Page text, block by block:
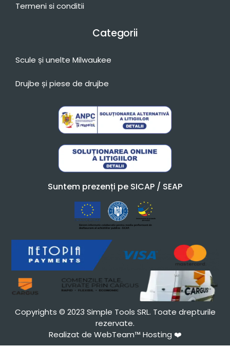
Termeni si conditii
Categorii
Scule și unelte Milwaukee
Drujbe și piese de drujbe
Suntem prezenți pe SICAP / SEAP
Copyrights © 2023 Simple Tools SRL. Toate drepturile
rezervate.
Realizat de WebTeam™ Hosting ❤️